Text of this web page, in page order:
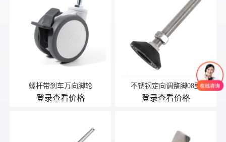
螺杆带刹车万向脚轮
登录查看价格
不锈钢定向调整脚08型
登录查看价格